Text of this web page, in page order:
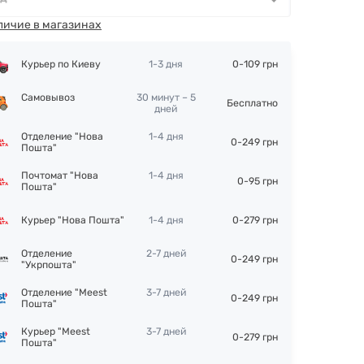
в магазинах
Курьер по Киеву 1-3 дня 0-109 грн
Самовывоз
30 минут – 5
дней
Бесплатно
Отделение "Нова
Пошта"
1-4 дня 0-249 грн
Почтомат "Нова
Пошта"
1-4 дня 0-95 грн
Курьер "Нова Пошта" 1-4 дня 0-279 грн
Отделение
"Укрпошта"
2-7 дней 0-249 грн
Отделение "Meest
Пошта"
3-7 дней 0-249 грн
Курьер "Meest
Пошта"
3-7 дней 0-279 грн